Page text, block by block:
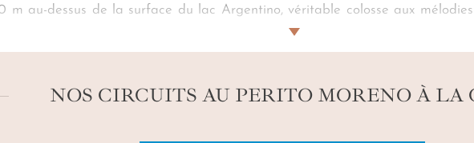
m au-dessus de la surface du lac Argentino, véritable colosse aux
icône, rien ne doit venir perturber le voyage. Ils s’allient donc à notre
NOS CIRCUITS AU PERITO MORENO À LA